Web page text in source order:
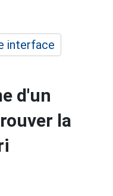
interface
d'un
la